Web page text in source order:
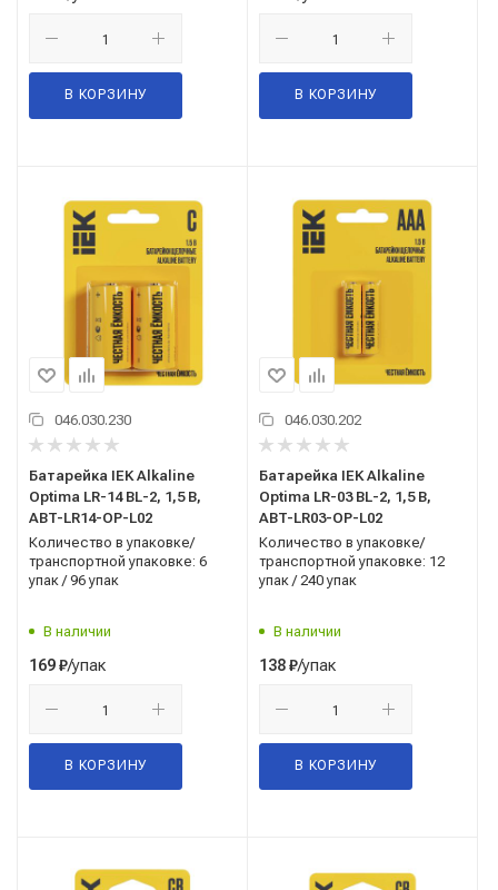
В КОРЗИНУ В КОРЗИНУ
046.030.230
Батарейка IEK Alkaline
Optima LR-14 BL-2, 1,5 В,
ABT-LR14-OP-L02
Количество в упаковке/
транспортной упаковке: 6
упак / 96 упак
В наличии
169₽/упак
В КОРЗИНУ
046.030.202
Батарейка IEK Alkaline
Optima LR-03 BL-2, 1,5 В,
ABT-LR03-OP-L02
Количество в упаковке/
транспортной упаковке: 12
упак / 240 упак
В наличии
138₽/упак
В КОРЗИНУ